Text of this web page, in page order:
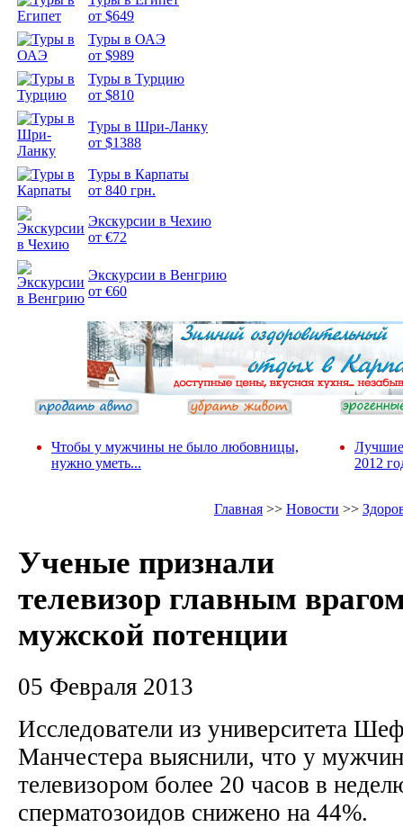
от $649
Туры в ОАЭ
от $989
Туры в Турцию
от $810
Туры в Шри-Ланку
от $1388
Туры в Карпаты
от 840 грн.
Экскурсии в Чехию
от €72
Экскурсии в Венгрию
от €60
Чтобы у мужчины не было любовницы,
нужно уметь...
Лучшие
2012
Главная >> Новости >>
Ученые признали
телевизор главным
мужской потенции
05 Февраля 2013
Исследователи из университета
Манчестера выяснили, что у
телевизором более 20 часов в
сперматозоидов снижено на 44%.